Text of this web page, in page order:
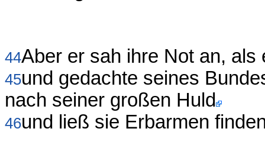
44Aber er sah ihre Not an, als
45und gedachte seines
nach seiner großen Huld
46und ließ sie Erbarmen